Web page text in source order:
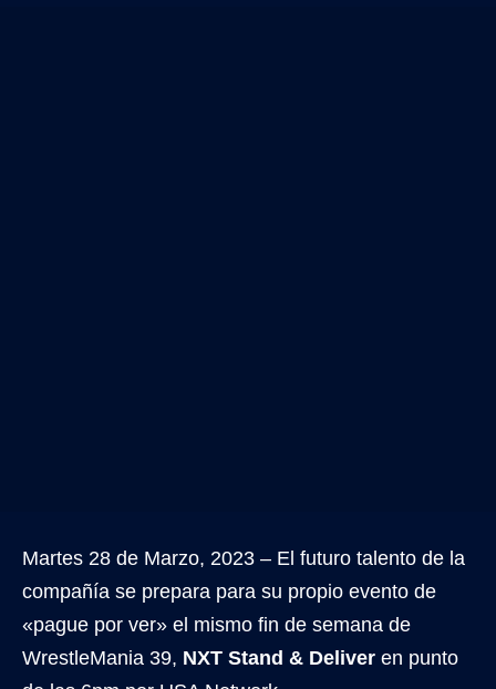
Martes 28 de Marzo, 2023 – El futuro talento de la
compañía se prepara para su propio evento de
«pague por ver» el mismo fin de semana de
WrestleMania 39, NXT Stand & Deliver en punto